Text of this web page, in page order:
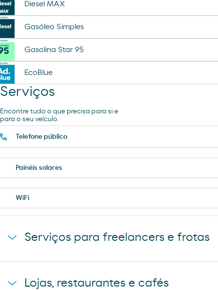
Diesel MAX
Gasóleo Simples
Gasolina Star 95
EcoBlue
Serviços
Encontre tudo o que precisa para si e
para o seu veículo.
Telefone público
Painéis solares
WiFi
Serviços para freelancers e frotas
Lojas, restaurantes e cafés